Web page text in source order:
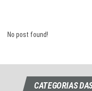
No post found!
CATEGORIAS